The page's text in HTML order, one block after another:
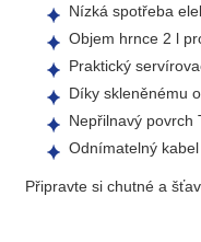
Nízká spotřeba
Objem hrnce 2 l
Praktický
Díky skleněnému
Nepřilnavý povrch
Odnímatelný kabel
Připravte si chutné a